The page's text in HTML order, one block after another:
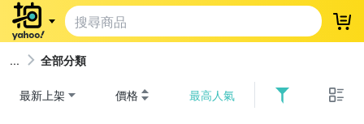
登
全部分類
最新上架 價格 最高人氣